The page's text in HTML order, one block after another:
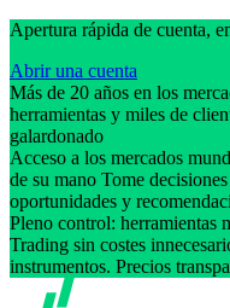
Apertura rápida de cuenta,
Abrir una cuenta
Más de 20 años en los
herramientas y miles de
galardonado
Acceso a los mercados
de su mano Tome
oportunidades y
Pleno control: herramientas
Trading sin costes
instrumentos. Precios